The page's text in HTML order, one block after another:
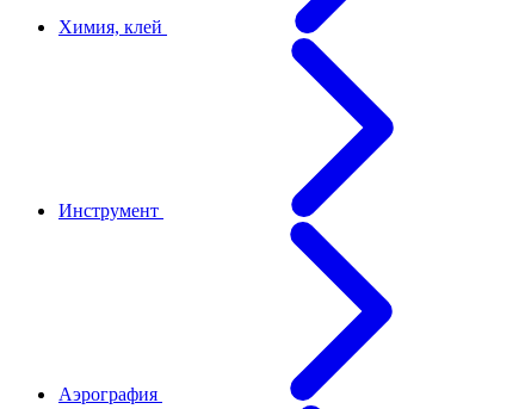
Химия, клей
Инструмент
Аэрография